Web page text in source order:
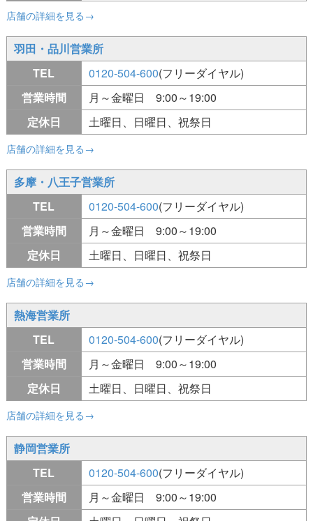
店舗の詳細を見る→
羽田・品川営業所
TEL
0120-504-600(フリーダイヤル)
営業時間
月～金曜日 9:00～19:00
定休日
土曜日、日曜日、祝祭日
店舗の詳細を見る→
多摩・八王子営業所
TEL
0120-504-600(フリーダイヤル)
営業時間
月～金曜日 9:00～19:00
定休日
土曜日、日曜日、祝祭日
店舗の詳細を見る→
熱海営業所
TEL
0120-504-600(フリーダイヤル)
営業時間
月～金曜日 9:00～19:00
定休日
土曜日、日曜日、祝祭日
店舗の詳細を見る→
静岡営業所
TEL
0120-504-600(フリーダイヤル)
営業時間
月～金曜日 9:00～19:00